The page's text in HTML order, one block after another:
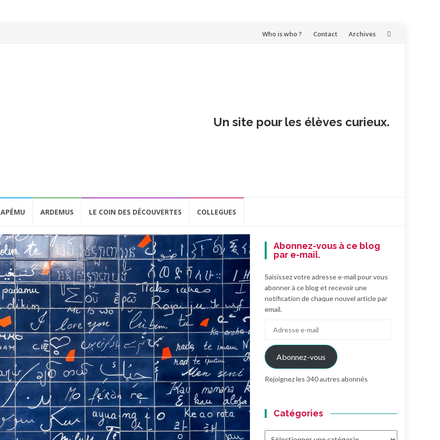
Aller
Who is who ? Contact Archives
Un site pour les élèves curieux.
APÉMU ARDEMUS LE COIN DES DÉCOUVERTES COLLEGUES
Abonnez-vous à ce blog
par e-mail.
Saisissez votre adresse e-mail pour vous
abonner à ce blog et recevoir une
notification de chaque nouvel article par
email.
mail
Abonnez-vous
Rejoignez les 340 autres abonnés
Catégories